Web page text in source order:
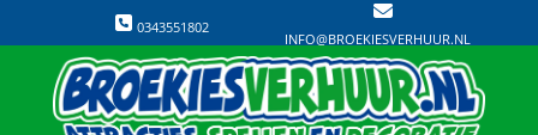
0343551802
INFO@BROEKIESVERHUUR.NL